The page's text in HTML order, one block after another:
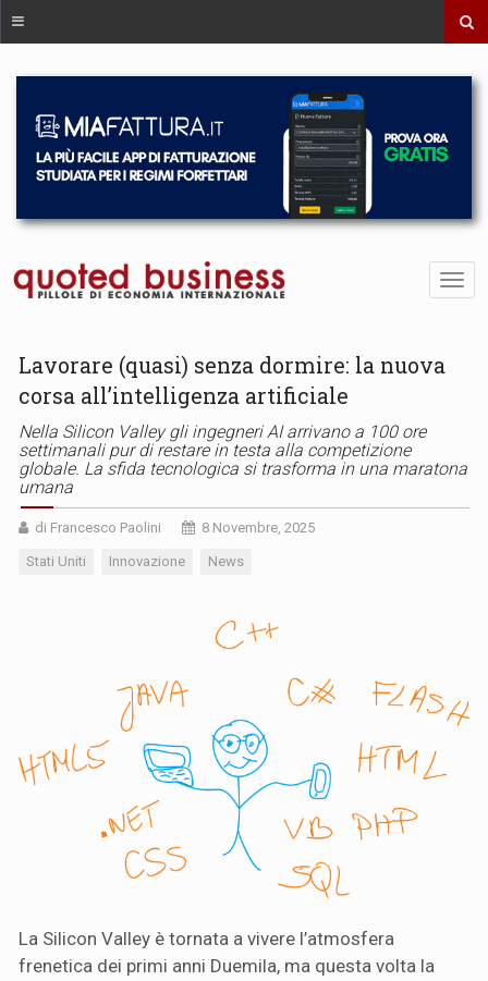
Lavorare (quasi) senza dormire: la nuova
corsa all’intelligenza artificiale
Nella Silicon Valley gli ingegneri AI arrivano a 100 ore
settimanali pur di restare in testa alla competizione
globale. La sfida tecnologica si trasforma in una maratona
umana
di Francesco Paolini 8 Novembre, 2025
Stati Uniti Innovazione News
La Silicon Valley è tornata a vivere l’atmosfera
frenetica dei primi anni Duemila, ma questa volta la